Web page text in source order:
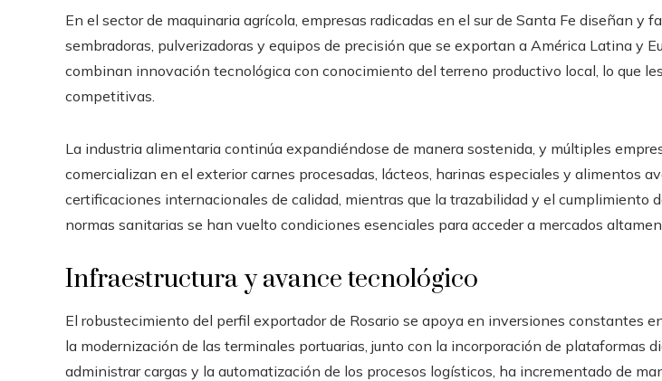
En el sector de maquinaria agrícola, empresas radicadas en el sur de Santa Fe diseñan y
sembradoras, pulverizadoras y equipos de precisión que se exportan a América Latina y
combinan innovación tecnológica con conocimiento del terreno productivo local, lo que
competitivas.
La industria alimentaria continúa expandiéndose de manera sostenida, y múltiples
comercializan en el exterior carnes procesadas, lácteos, harinas especiales y alimentos
certificaciones internacionales de calidad, mientras que la trazabilidad y el cumplimiento
normas sanitarias se han vuelto condiciones esenciales para acceder a mercados
Infraestructura y avance tecnológico
El robustecimiento del perfil exportador de Rosario se apoya en inversiones constantes
la modernización de las terminales portuarias, junto con la incorporación de plataformas
administrar cargas y la automatización de los procesos logísticos, ha incrementado de